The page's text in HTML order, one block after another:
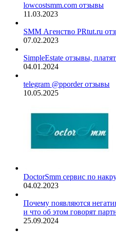
lowcostsmm.com отзывы
11.03.2023
SMM Агенство PRtut.ru
07.02.2023
SimpleEstate отзывы,
04.01.2024
telegram @pporder отзывы
10.05.2025
DoctorSmm сервис по
04.02.2023
Почему появляются
и что об этом говорят
25.09.2024